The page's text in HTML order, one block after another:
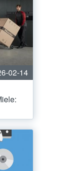
02-14